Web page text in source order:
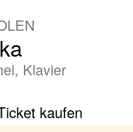
Klavier
kaufen